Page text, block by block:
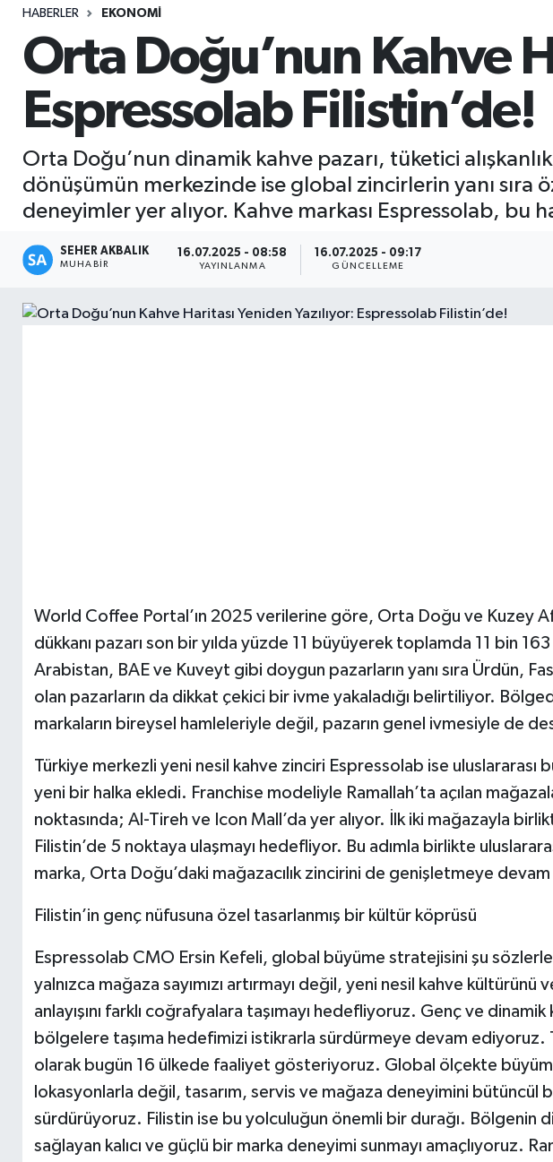
HABERLER EKONOMI
Orta Doğu’nun Kahve
Espressolab Filistin’de!
Orta Doğu’nun dinamik kahve pazarı, tüketici
dönüşümün merkezinde ise global zincirlerin yanı
deneyimler yer alıyor. Kahve markası Espressolab, bu
SEHER AKBALIK
MUHABIR
16.07.2025 - 08:58
YAYINLANMA
16.07.2025 - 09:17
GÜNCELLEME
World Coffee Portal’ın 2025 verilerine göre, Orta Doğu ve Kuzey
dükkanı pazarı son bir yılda yüzde 11 büyüyerek toplamda 11 bin 163
Arabistan, BAE ve Kuveyt gibi doygun pazarların yanı sıra Ürdün,
olan pazarların da dikkat çekici bir ivme yakaladığı belirtiliyor.
markaların bireysel hamleleriyle değil, pazarın genel ivmesiyle de
Türkiye merkezli yeni nesil kahve zinciri Espressolab ise uluslararası
yeni bir halka ekledi. Franchise modeliyle Ramallah’ta açılan
noktasında; Al-Tireh ve Icon Mall’da yer alıyor. İlk iki mağazayla
Filistin’de 5 noktaya ulaşmayı hedefliyor. Bu adımla birlikte
marka, Orta Doğu’daki mağazacılık zincirini de genişletmeye
Filistin’in genç nüfusuna özel tasarlanmış bir kültür köprüsü
Espressolab CMO Ersin Kefeli, global büyüme stratejisini şu
yalnızca mağaza sayımızı artırmayı değil, yeni nesil kahve kültürünü
anlayışını farklı coğrafyalara taşımayı hedefliyoruz. Genç ve dinamik
bölgelere taşıma hedefimizi istikrarla sürdürmeye devam ediyoruz.
olarak bugün 16 ülkede faaliyet gösteriyoruz. Global ölçekte
lokasyonlarla değil, tasarım, servis ve mağaza deneyimini bütüncül
sürdürüyoruz. Filistin ise bu yolculuğun önemli bir durağı. Bölgenin
sağlayan kalıcı ve güçlü bir marka deneyimi sunmayı amaçlıyoruz.
Seri İlan
Siyaset
Spor
Yaşam